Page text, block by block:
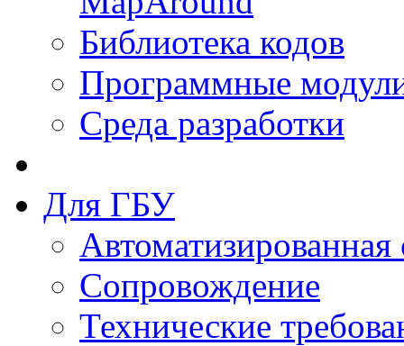
Библиотека кодов
Программные
Среда разработки
Для ГБУ
Сопровождение
Технические